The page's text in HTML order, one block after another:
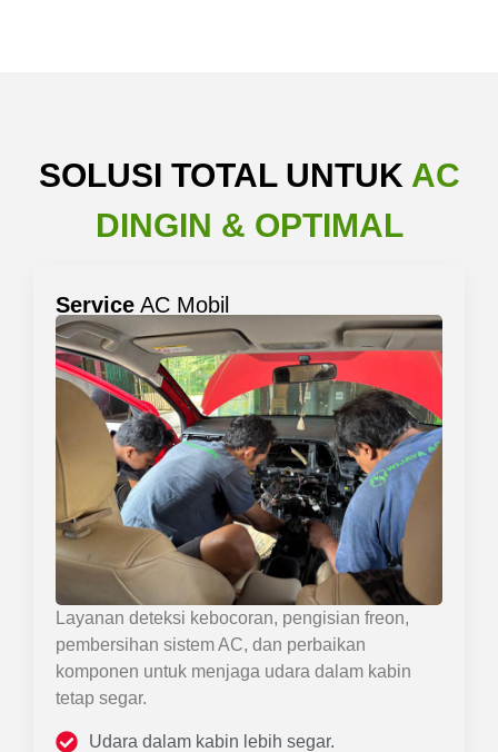
SOLUSI TOTAL UNTUK AC
DINGIN & OPTIMAL
Service AC Mobil
Layanan deteksi kebocoran, pengisian freon,
pembersihan sistem AC, dan perbaikan
komponen untuk menjaga udara dalam kabin
tetap segar.
Udara dalam kabin lebih segar.